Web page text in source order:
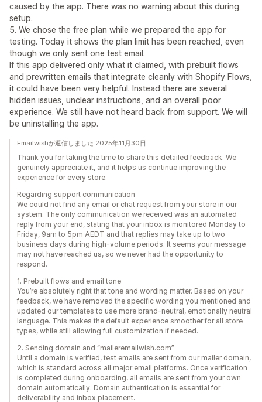
caused by the app. There was no warning about this during
setup.
5. We chose the free plan while we prepared the app for
testing. Today it shows the plan limit has been reached, even
though we only sent one test email.
If this app delivered only what it claimed, with prebuilt flows
and prewritten emails that integrate cleanly with Shopify Flows,
it could have been very helpful. Instead there are several
hidden issues, unclear instructions, and an overall poor
experience. We still have not heard back from support. We will
be uninstalling the app.
Emailwishが返信しました 2025年11月30日
Thank you for taking the time to share this detailed feedback. We
genuinely appreciate it, and it helps us continue improving the
experience for every store.
Regarding support communication
We could not find any email or chat request from your store in our
system. The only communication we received was an automated
reply from your end, stating that your inbox is monitored Monday to
Friday, 9am to 5pm AEDT and that replies may take up to two
business days during high-volume periods. It seems your message
may not have reached us, so we never had the opportunity to
respond.
1. Prebuilt flows and email tone
You’re absolutely right that tone and wording matter. Based on your
feedback, we have removed the specific wording you mentioned and
updated our templates to use more brand-neutral, emotionally neutral
language. This makes the default experience smoother for all store
types, while still allowing full customization if needed.
2. Sending domain and “maileremailwish.com”
Until a domain is verified, test emails are sent from our mailer domain,
which is standard across all major email platforms. Once verification
is completed during onboarding, all emails are sent from your own
domain automatically. Domain authentication is essential for
deliverability and inbox placement.